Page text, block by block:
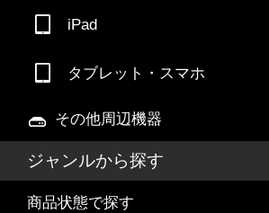
iPad
タブレット・スマホ
その他周辺機器
ジャンルから探す
商品状態で探す